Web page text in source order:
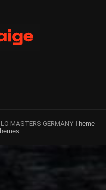
MASTERS GERMANY Theme